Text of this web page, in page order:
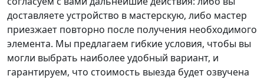
доставляете устройство в мастерскую, либо мастер
приезжает повторно после получения необходимого
элемента. Мы предлагаем гибкие условия, чтобы вы
могли выбрать наиболее удобный вариант, и
гарантируем, что стоимость выезда будет озвучена